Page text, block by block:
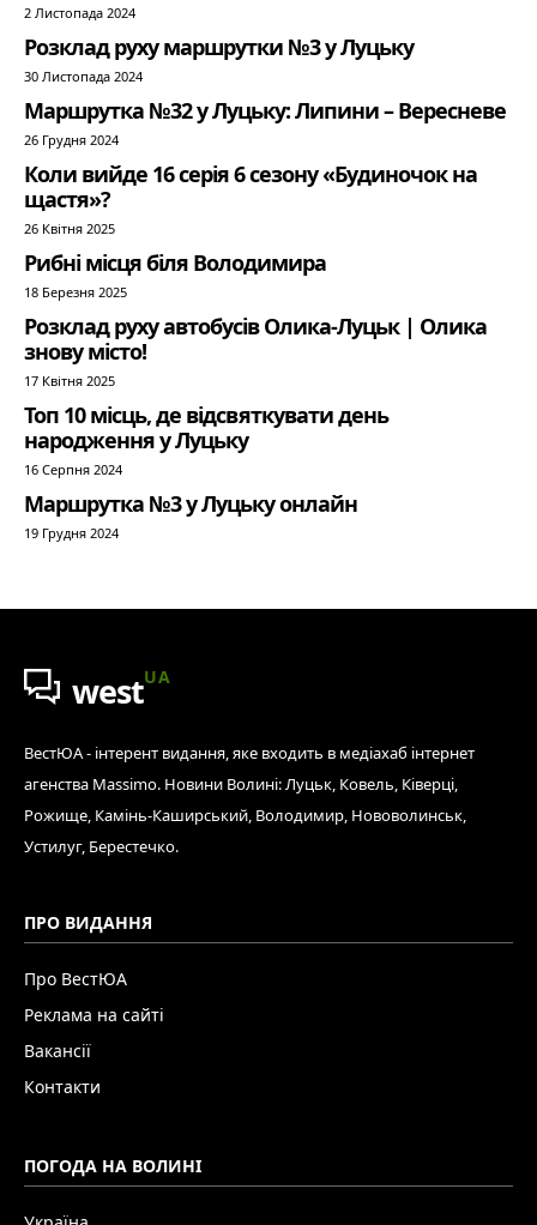
2 Листопада 2024
Розклад руху маршрутки №3 у Луцьку
30 Листопада 2024
Маршрутка №32 у Луцьку: Липини – Вересневе
26 Грудня 2024
Коли вийде 16 серія 6 сезону «Будиночок на
щастя»?
26 Квітня 2025
Рибні місця біля Володимира
18 Березня 2025
Розклад руху автобусів Олика-Луцьк | Олика
знову місто!
17 Квітня 2025
Топ 10 місць, де відсвяткувати день
народження у Луцьку
16 Серпня 2024
Маршрутка №3 у Луцьку онлайн
19 Грудня 2024
westUA
ВестЮА - інтерент видання, яке входить в медіахаб інтернет
агенства Massimo. Новини Волині: Луцьк, Ковель, Ківерці,
Рожище, Камінь-Каширський, Володимир, Нововолинськ,
Устилуг, Берестечко.
ПРО ВИДАННЯ
Про ВестЮА
Реклама на сайті
Вакансії
Контакти
ПОГОДА НА ВОЛИНІ